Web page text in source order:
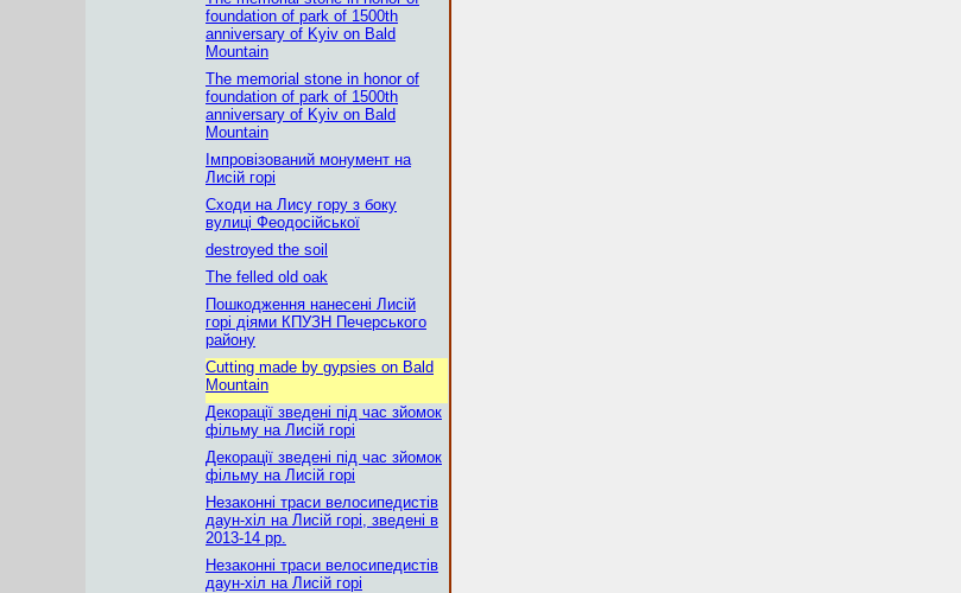
foundation of park of 1500th
anniversary of Kyiv on Bald
Mountain
The memorial stone in honor of
foundation of park of 1500th
anniversary of Kyiv on Bald
Mountain
Імпровізований монумент на
Лисій горі
Сходи на Лису гору з боку
вулиці Феодосійської
destroyed the soil
The felled old oak
Пошкодження нанесені Лисій
горі діями КПУЗН Печерського
району
Cutting made by gypsies on Bald
Mountain
Декорації зведені під час зйомок
фільму на Лисій горі
Декорації зведені під час зйомок
фільму на Лисій горі
Незаконні траси велосипедистів
даун-хіл на Лисій горі, зведені в
2013-14 рр.
Незаконні траси велосипедистів
даун-хіл на Лисій горі